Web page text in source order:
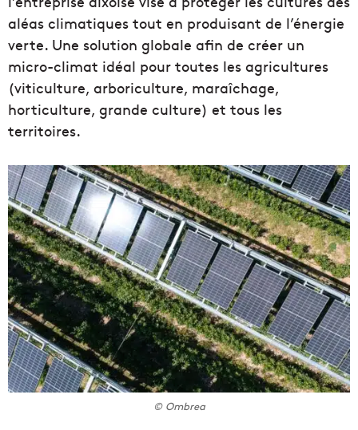
aléas climatiques tout en produisant de l’énergie
verte. Une solution globale afin de créer un
micro-climat idéal pour toutes les agricultures
(viticulture, arboriculture, maraîchage,
horticulture, grande culture) et tous les
territoires.
© Ombrea